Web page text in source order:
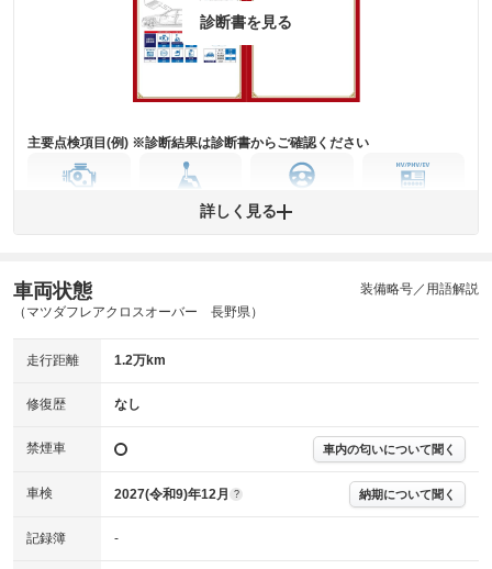
※グー鑑定は保証サービスではございません。購入時は必ず現車をご確認
※実際にお渡しするコンディションチェックシートにつきましては、形式
※グー鑑定の評価はあくまでも記載している鑑定日の鑑定結果となりま
診断書を見る
主要点検項目(例) ※診断結果は診断書からご確認ください
ミッション
ステアリング
ABS その他
※グー故障診断は保証サービスではございません。購入時は必ず現車をご
※実際にお渡しする故障診断書につきましては、形式および表示項目が異
※グー故障診断書はあくまでも実施時点での診断結果となります。将来に
わたり車両状態を担保するものではありませんので、車両情報等の詳細は
詳しく見る
車両状態
（マツダフレアクロスオーバー 長野県）
装備略号／用語解説
走行距離 1.2万km
修復歴 なし
禁煙車 車内の匂いについて聞く
車検 2027(令和9)年12月 ? 納期について聞く
記録簿 -